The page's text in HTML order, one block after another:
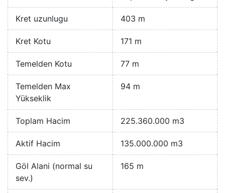
Kret uzunlugu 403 m
Kret Kotu 171 m
Temelden Kotu 77 m
Temelden Max
Yükseklik
94 m
Toplam Hacim 225.360.000 m3
Aktif Hacim 135.000.000 m3
Göl Alani (normal su
sev.)
165 m